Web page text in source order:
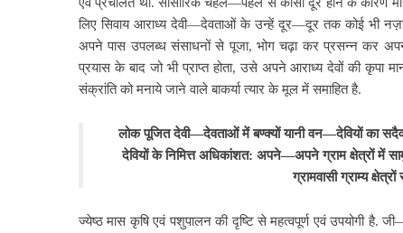
लिए सिवाय आराध्य देवी—देवताओं के उन्हें दूर—दूर तक कोई भी
अपने पास उपलब्ध संसाधनों से पूजा, भोग चढ़ा कर प्रसन्न कर
प्रयास के बाद जो भी प्राप्त होता, उसे अपने आराध्य देवों की कृपा
संक्रांति को मनाये जाने वाले बाकर्या त्यार के मूल में समाहित है.
लोक पूजित देवी—देवताओं में बण्क्यों यानी वन—देवियों का
देवियों के निमित्त अधिकांशत: अपने—अपने ग्राम क्षेत्रों
ग्रामवासी ग्राम्य
ज्येष्ठ मास कृषि एवं पशुपालन की दृष्टि से महत्वपूर्ण एवं उपयोगी